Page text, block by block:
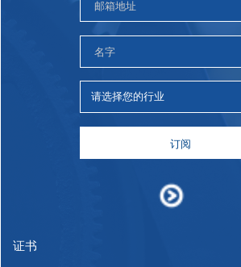
订阅
证书